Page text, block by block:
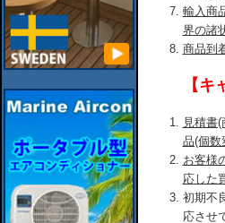
輸入商
界の諸
商品到
【キ
見積書
品(個数
お客様
応した
初期不
応させ